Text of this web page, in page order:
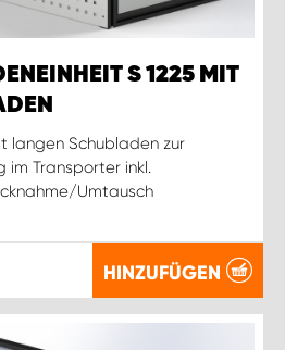
S 1225 MIT
langen Schubladen zur
im Transporter inkl.
Umtausch
HINZUFÜGEN